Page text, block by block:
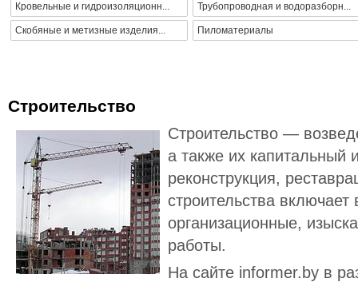
Кровельные и гидроизоляционн... Трубопроводная и водоразборн...
Скобяные и метизные изделия... Пиломатериалы
Строительство
Строительство —
а также их капитальный
реконструкция,
строительства включает
организационные,
работы.
На сайте informer.by в